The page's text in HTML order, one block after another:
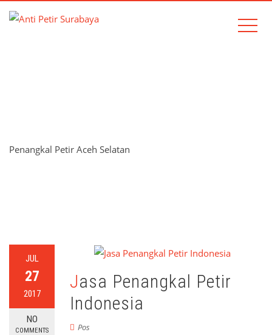
Penangkal Petir Aceh Selatan
JUL
27
2017
NO
COMMENTS
Jasa Penangkal Petir
Indonesia
Pos